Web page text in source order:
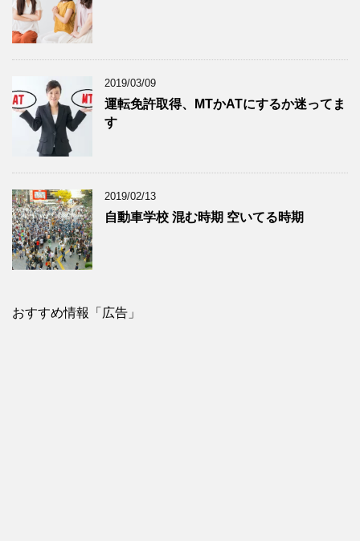
2019/03/09
運転免許取得、MTかATにするか迷ってま
す
2019/02/13
自動車学校 混む時期 空いてる時期
おすすめ情報「広告」